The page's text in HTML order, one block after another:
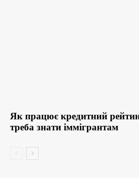
Як працює кредитний
треба знати іммігрантам